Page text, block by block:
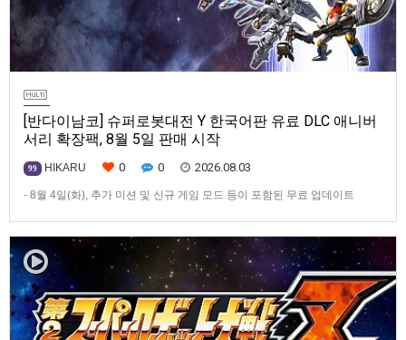
[반다이남코] 슈퍼로봇대전 Y 한국어판 유료 DLC 애니버
서리 확장팩, 8월 5일 판매 시작
99 HIKARU 0 0 2026.08.03
- 8월 4일(화), 추가 미션 및 신규 게임 모드 등이 포함된 무료 업데이트
Switch™, Steam®용 ‘슈퍼로봇대전 Y’(한국어판)의 유료 DLC ‘애니버서리
확장팩’을 2026년 …